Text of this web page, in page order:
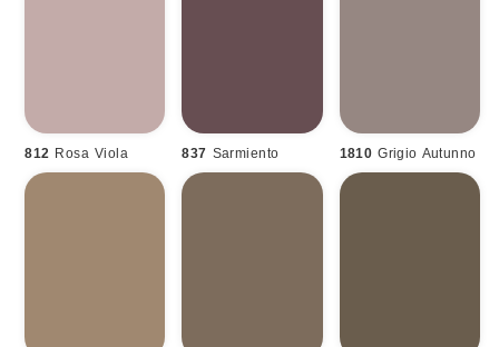
812 Rosa Viola 1810 Grigio Autunno
837 Sarmiento